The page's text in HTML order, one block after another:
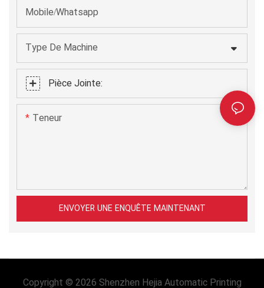
Mobile/Whatsapp
Type De Machine
Pièce Jointe:
Teneur
ENVOYER UNE ENQUÊTE MAINTENANT
Copyright © 2026 Shenzhen Hejia Automatic Printing